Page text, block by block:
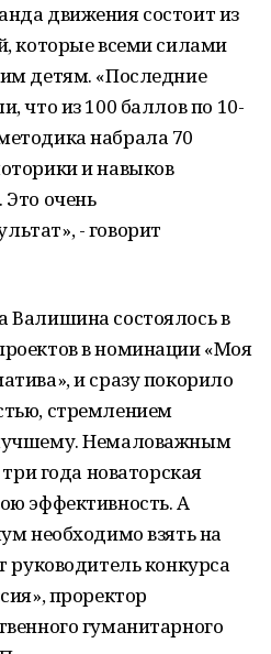
движения состоит из
которые всеми силами
детям. «Последние
что из 100 баллов по 10-
набрала 70
и навыков
очень
- говорит
Валишина состоялось в
в номинации «Моя
и сразу покорило
стремлением
Немаловажным
года новаторская
эффективность. А
необходимо взять на
руководитель конкурса
проректор
гуманитарного